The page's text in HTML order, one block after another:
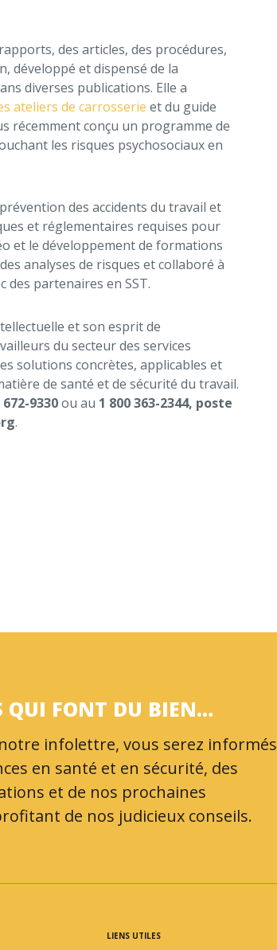
des articles, des procédures,
développé et dispensé de la
diverses publications. Elle a
ateliers de carrosserie et du guide
récemment conçu un programme de
les risques psychosociaux en
des accidents du travail et
et réglementaires requises pour
et le développement de formations
analyses de risques et collaboré à
des partenaires en SST.
et son esprit de
du secteur des services
solutions concrètes, applicables et
de santé et de sécurité du travail.
672-9330ou au 1 800 363-2344, poste
.
QUI FONT DU BIEN…
infolettre, vous serez informés
en santé et en sécurité, des
et de nos prochaines
de nos judicieux conseils.
LIENS UTILES